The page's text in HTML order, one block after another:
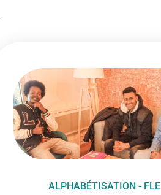
ALPHABÉTISATION - FLE